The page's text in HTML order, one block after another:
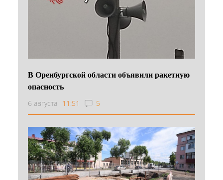
В Оренбургской области объявили ракетную
опасность
6 августа 11:51 5